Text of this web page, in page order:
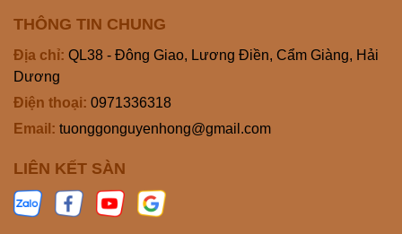
THÔNG TIN CHUNG
Địa chỉ: QL38 - Đông Giao, Lương Điền, Cẩm Giàng, Hải
Dương
Điện thoại: 0971336318
Email: tuonggonguyenhong@gmail.com
LIÊN KẾT SÀN